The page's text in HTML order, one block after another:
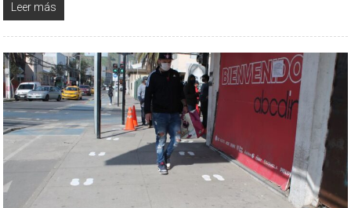
Leer más